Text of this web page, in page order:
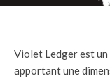
Violet Ledger est
apportant une